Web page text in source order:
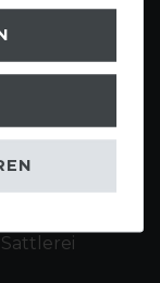
Sattlerei